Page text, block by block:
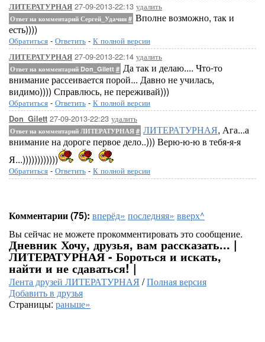
ЛИТЕРАТУРНАЯ 27-09-2013-22:13 удалить
Ответ на комментарий Сергей_Удачин # Вполне возможно, так и
есть))))
Обратиться - Ответить - К полной версии
ЛИТЕРАТУРНАЯ 27-09-2013-22:14 удалить
Ответ на комментарий Don_Gilett # Да так и делаю.... Что-то
внимание рассеивается порой... Давно не училась,
видимо)))) Справлюсь, не переживай)))
Обратиться - Ответить - К полной версии
Don_Gilett 27-09-2013-22:23 удалить
Ответ на комментарий ЛИТЕРАТУРНАЯ # ЛИТЕРАТУРНАЯ, Ага...а
внимание на дороге первое дело..))) Верю-ю-ю в тебя-я-я
Я...))))))))))))
Обратиться - Ответить - К полной версии
Комментарии (75): вперёд» последняя» вверх^
Вы сейчас не можете прокомментировать это сообщение.
Дневник Хочу, друзья, вам рассказать... |
ЛИТЕРАТУРНАЯ - Бороться и искать,
найти и не сдаваться! |
Лента друзей ЛИТЕРАТУРНАЯ /Полная версия
Добавить в друзья
Страницы: раньше»